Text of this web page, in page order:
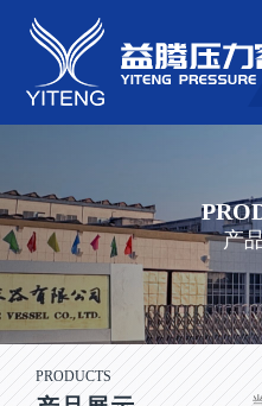
产
PRODUCTS